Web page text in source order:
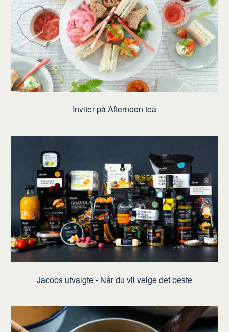
Inviter på Afternoon tea
Jacobs utvalgte - Når du vil velge det beste